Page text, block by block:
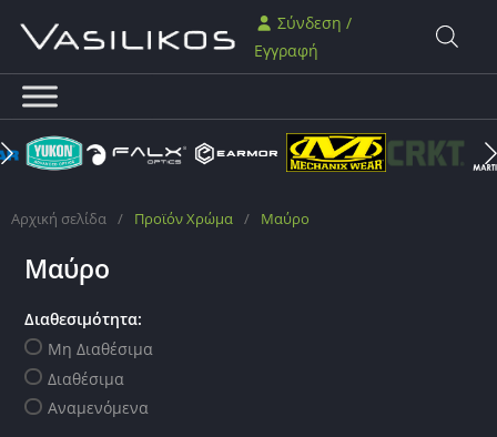
Σύνδεση /
Εγγραφή
Αρχική σελίδα / Προϊόν Χρώμα / Μαύρο
Μαύρο
Διαθεσιμότητα:
Μη Διαθέσιμα
Διαθέσιμα
Αναμενόμενα